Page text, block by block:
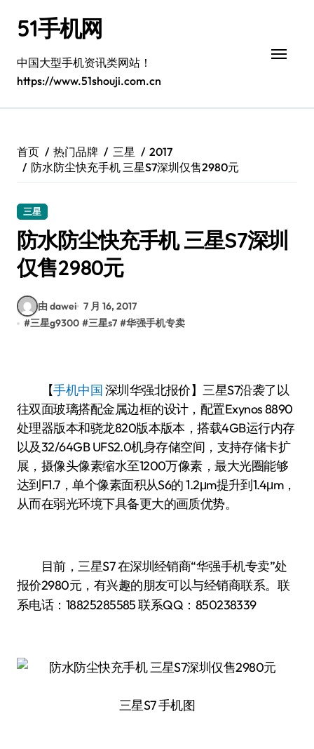
51手机网
中国大型手机资讯类网站！
https://www.51shouji.com.cn
首页 热门品牌 三星
2017
防水防尘快充手机 三星S7深圳仅售2980元
三星
防水防尘快充手机 三星S7深圳
仅售2980元
由 dawei 7 月 16, 2017
#三星g9300 #三星s7 #华强手机专卖
【手机中国深圳华强北报价】三星S7沿袭了以
往双面玻璃搭配金属边框的设计，配置Exynos 8890
处理器版本和骁龙820版本版本，搭载4GB运行内存
以及32/64GB UFS2.0机身存储空间，支持存储卡扩
展，摄像头像素缩水至1200万像素，最大光圈能够
达到F1.7，单个像素面积从S6的 1.2μm提升到1.4μm，
从而在弱光环境下具备更大的画质优势。
目前，三星S7 在深圳经销商“华强手机专卖”处
报价2980元， 有兴趣的朋友可以与经销商联系。联
系电话： 18825285585联系QQ：850238339
三星S7 手机图